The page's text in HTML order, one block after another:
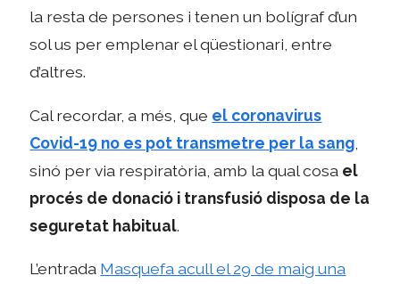
la resta de persones i tenen un bolígraf d’un
sol us per emplenar el qüestionari, entre
d’altres.
Cal recordar, a més, que el coronavirus
Covid-19 no es pot transmetre per la sang
sinó per via respiratòria, amb la qual cosa el
procés de donació i transfusió disposa de la
seguretat habitual.
L’entrada Masquefa acull el 29 de maig una